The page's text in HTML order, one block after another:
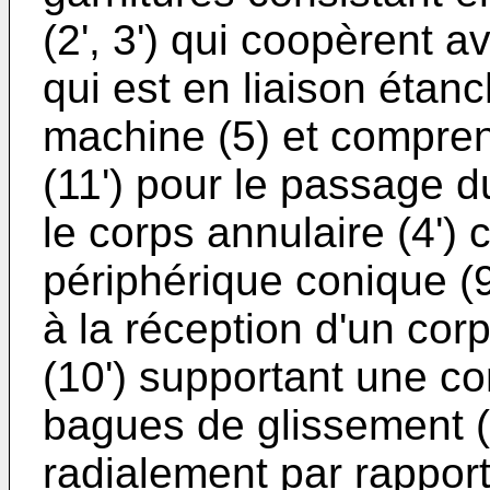
(2', 3') qui coopèrent
qui est en liaison
machine (5) et
(11') pour le passage
le corps annulaire (4')
périphérique conique
à la réception d'un
(10') supportant une
bagues de glissement
radialement par